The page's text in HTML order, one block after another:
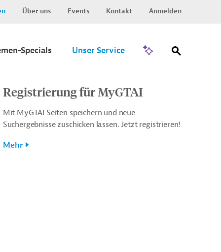
Über uns Events Kontakt Anmelden
Specials Unser Service
Registrierung für MyGTAI
Mit MyGTAI Seiten speichern und neue
Suchergebnisse zuschicken lassen. Jetzt registrieren!
Mehr